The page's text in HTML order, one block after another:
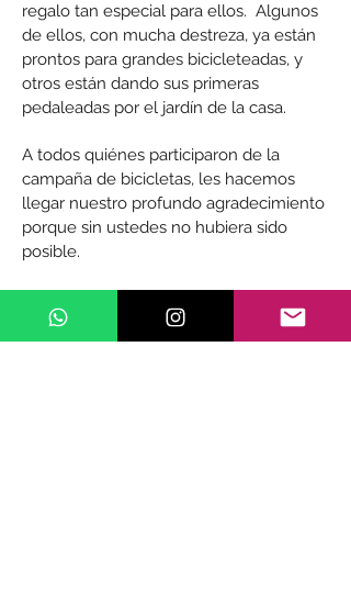
regalo tan especial para ellos. Algunos
de ellos, con mucha destreza, ya están
prontos para grandes bicicleteadas, y
otros están dando sus primeras
pedaleadas por el jardín de la casa.
A todos quiénes participaron de la
campaña de bicicletas, les hacemos
llegar nuestro profundo agradecimiento
porque sin ustedes no hubiera sido
posible.
juegos y, como se imaginarán, a puro
pedaleo.